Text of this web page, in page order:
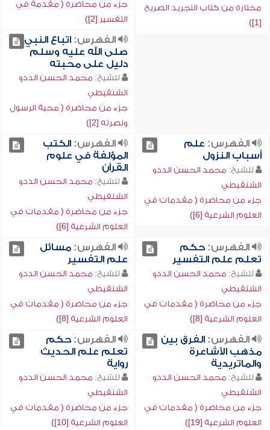
مختارة من كتاب التجريد الصريح
[1])
جزء من محاضرة ( مقدمة في
التفسير [2])
الفهرس:اتباع النبي
صلى الله عليه وسلم
دليل على محبته
للشيخ: محمد الحسن الددو
الشنقيطي
جزء من محاضرة ( محبة الرسول
ونصرته [2])
الفهرس: علم
أسباب النزول
للشيخ: محمد الحسن الددو
الشنقيطي
جزء من محاضرة ( مقدمات في
العلوم الشرعية [6])
الفهرس:الكتب
المؤلفة في علوم
القرآن
للشيخ: محمد الحسن الددو
الشنقيطي
جزء من محاضرة ( مقدمات في
العلوم الشرعية [6])
الفهرس:حكم
تعلم علم التفسير
للشيخ: محمد الحسن الددو
الشنقيطي
جزء من محاضرة ( مقدمات في
العلوم الشرعية [8])
الفهرس:مسائل
علم التفسير
للشيخ: محمد الحسن الددو
الشنقيطي
جزء من محاضرة ( مقدمات في
العلوم الشرعية [8])
الفهرس:الفرق بين
مذهب الأشاعرة
والماتريدية
للشيخ: محمد الحسن الددو
الشنقيطي
جزء من محاضرة ( مقدمات في
العلوم الشرعية [19])
الفهرس:حكم
تعلم علم الحديث
رواية
للشيخ: محمد الحسن الددو
الشنقيطي
جزء من محاضرة ( مقدمات في
العلوم الشرعية [10])